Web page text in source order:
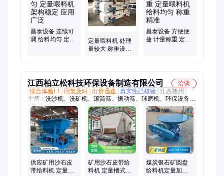
昌泰设备 连续可
调 给料均匀 定量
定量喂料机 处理
量较大 称重设备
昌泰设备 方便便
捷 计量称重 定量
江西柏立松科技环保设备制造有限公司
洽谈
综合体验L1
回复及时 出价迅速 真实性已核验 江西赣州
主营： 洗沙机、洗矿机、滚筒筛、振动筛、球磨机、环保设备、
实验室机器、给料机、螺旋分级机、轮斗洗沙机、圆筒洗矿机、
跳汰机
供应矿用沙石皮
带给料机 定量槽
矿用沙石皮带给
料机 定量槽式料
煤炭银石矿圆盘
给料机定量加料